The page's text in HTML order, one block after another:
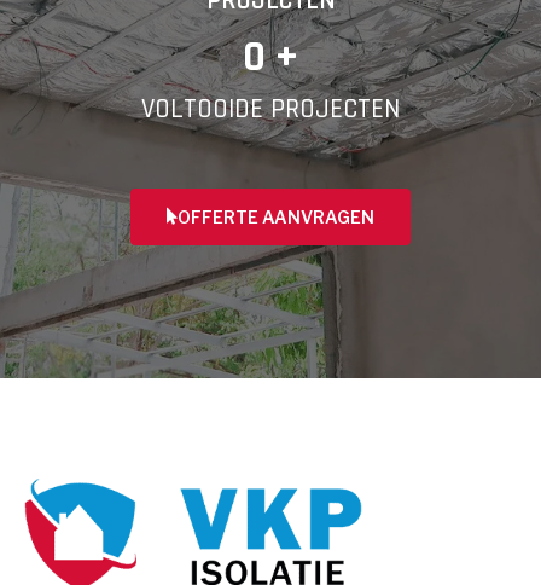
0 +
VOLTOOIDE PROJECTEN
OFFERTE AANVRAGEN